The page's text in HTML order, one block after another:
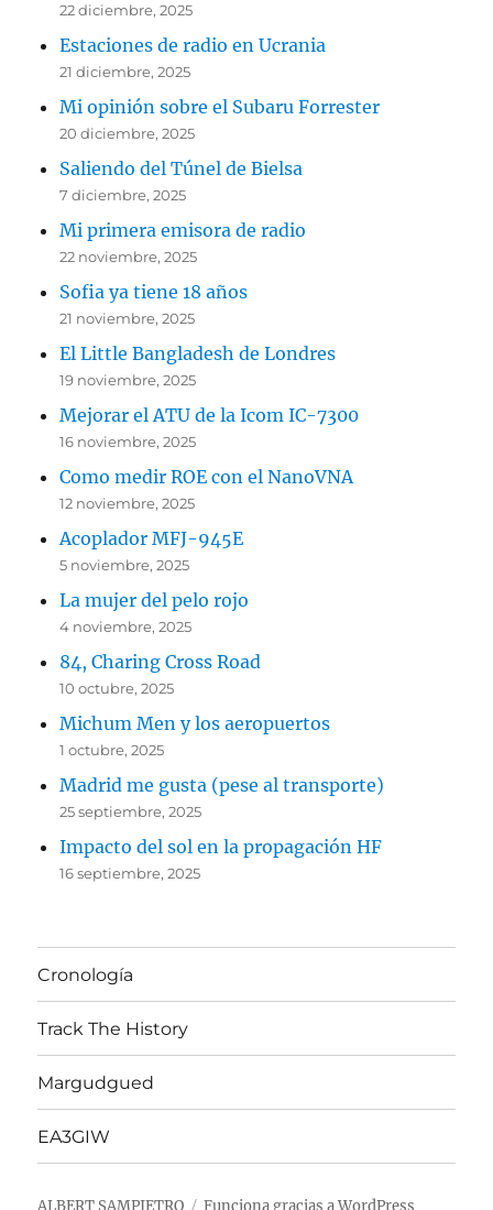
22 diciembre, 2025
Estaciones de radio en Ucrania
21 diciembre, 2025
Mi opinión sobre el Subaru Forrester
20 diciembre, 2025
Saliendo del Túnel de Bielsa
7 diciembre, 2025
Mi primera emisora de radio
22 noviembre, 2025
Sofia ya tiene 18 años
21 noviembre, 2025
El Little Bangladesh de Londres
19 noviembre, 2025
Mejorar el ATU de la Icom IC-7300
16 noviembre, 2025
Como medir ROE con el NanoVNA
12 noviembre, 2025
Acoplador MFJ-945E
5 noviembre, 2025
La mujer del pelo rojo
4 noviembre, 2025
84, Charing Cross Road
10 octubre, 2025
Michum Men y los aeropuertos
1 octubre, 2025
Madrid me gusta (pese al transporte)
25 septiembre, 2025
Impacto del sol en la propagación HF
16 septiembre, 2025
Cronología
Track The History
Margudgued
EA3GIW